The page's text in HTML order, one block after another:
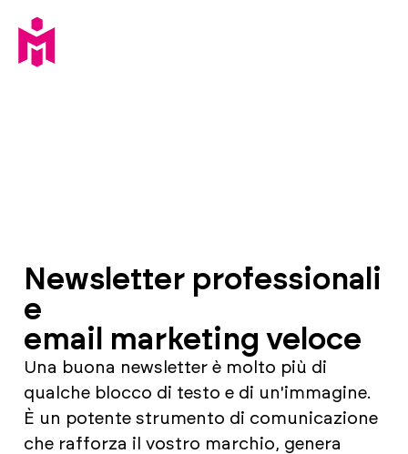
Newsletter professionali
e
email marketing veloce
Una buona newsletter è molto più di
qualche blocco di testo e di un'immagine.
È un potente strumento di comunicazione
che rafforza il vostro marchio, genera